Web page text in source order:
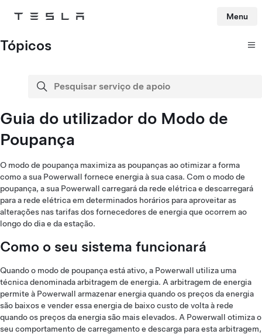
Tesla Menu
Tópicos
Pesquisar serviço de apoio
pesquisa
Guia do utilizador do Modo de
Poupança
O modo de poupança maximiza as poupanças ao otimizar a forma
como a sua Powerwall fornece energia à sua casa. Com o modo de
poupança, a sua Powerwall carregará da rede elétrica e descarregará
para a rede elétrica em determinados horários para aproveitar as
alterações nas tarifas dos fornecedores de energia que ocorrem ao
longo do dia e da estação.
Como o seu sistema funcionará
Quando o modo de poupança está ativo, a Powerwall utiliza uma
técnica denominada arbitragem de energia. A arbitragem de energia
permite à Powerwall armazenar energia quando os preços da energia
são baixos e vender essa energia de baixo custo de volta à rede
quando os preços da energia são mais elevados. A Powerwall otimiza o
seu comportamento de carregamento e descarga para esta arbitragem,